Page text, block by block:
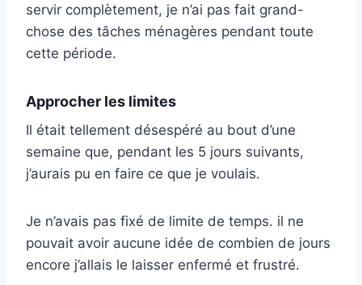
servir complètement, je n’ai pas fait grand-
chose des tâches ménagères pendant toute
cette période.
Approcher les limites
Il était tellement désespéré au bout d’une
semaine que, pendant les 5 jours suivants,
j’aurais pu en faire ce que je voulais.
Je n’avais pas fixé de limite de temps. il ne
pouvait avoir aucune idée de combien de jours
encore j’allais le laisser enfermé et frustré.